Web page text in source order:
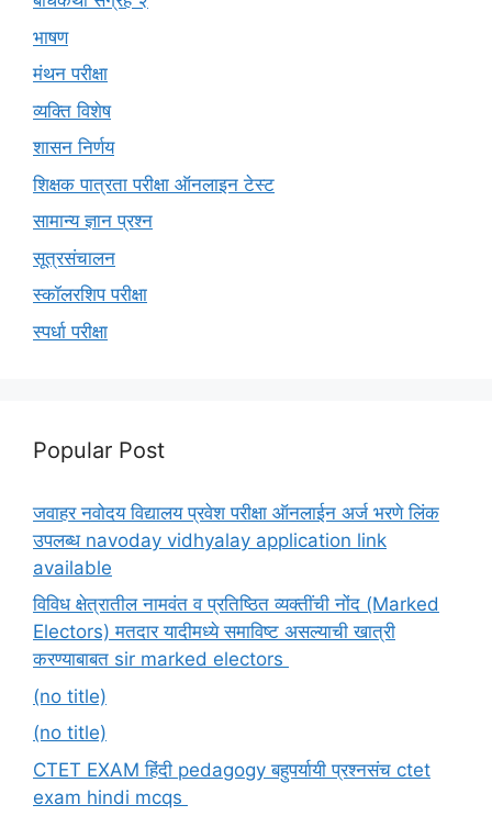
भाषण
मंथन परीक्षा
व्यक्ति विशेष
शासन निर्णय
शिक्षक पात्रता परीक्षा ऑनलाइन टेस्ट
सामान्य ज्ञान प्रश्न
सूत्रसंचालन
स्कॉलरशिप परीक्षा
स्पर्धा परीक्षा
Popular Post
जवाहर नवोदय विद्यालय प्रवेश परीक्षा ऑनलाईन अर्ज भरणे लिंक
उपलब्ध navoday vidhyalay application link
available
विविध क्षेत्रातील नामवंत व प्रतिष्ठित व्यक्तींची नोंद (Marked
Electors) मतदार यादीमध्ये समाविष्ट असल्याची खात्री
करण्याबाबत sir marked electors
(no title)
(no title)
CTET EXAM हिंदी pedagogy बहुपर्यायी प्रश्नसंच ctet
exam hindi mcqs